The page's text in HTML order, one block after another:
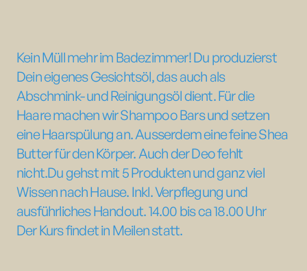
Kein Müll mehr im Badezimmer! Du produzierst
Dein eigenes Gesichtsöl, das auch als
Abschmink- und Reinigungsöl dient. Für die
Haare machen wir Shampoo Bars und setzen
eine Haarspülung an. Ausserdem eine feine Shea
Butter für den Körper. Auch der Deo fehlt
nicht.Du gehst mit 5 Produkten und ganz viel
Wissen nach Hause. Inkl. Verpflegung und
ausführliches Handout. 14.00 bis ca 18.00 Uhr
Der Kurs findet in Meilen statt.